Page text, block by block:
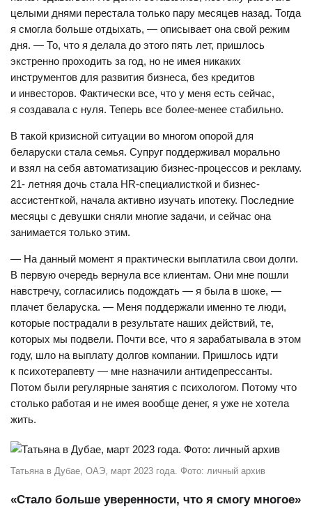
целыми днями перестала только пару месяцев назад. Тогда
я смогла больше отдыхать, — описывает она свой режим
дня. — То, что я делала до этого пять лет, пришлось
экстренно проходить за год, но не имея никаких
инструментов для развития бизнеса, без кредитов
и инвесторов. Фактически все, что у меня есть сейчас,
я создавала с нуля. Теперь все более-менее стабильно.
В такой кризисной ситуации во многом опорой для
беларуски стала семья. Супруг поддерживал морально
и взял на себя автоматизацию бизнес-процессов и рекламу.
21- летняя дочь стала HR-специалисткой и бизнес-
ассистенткой, начала активно изучать ипотеку. Последние
месяцы с девушки сняли многие задачи, и сейчас она
занимается только этим.
— На данный момент я практически выплатила свои долги.
В первую очередь вернула все клиентам. Они мне пошли
навстречу, согласились подождать — я была в шоке, —
плачет беларуска. — Меня поддержали именно те люди,
которые пострадали в результате наших действий, те,
которых мы подвели. Почти все, что я зарабатывала в этом
году, шло на выплату долгов компании. Пришлось идти
к психотерапевту — мне назначили антидепрессанты.
Потом были регулярные занятия с психологом. Потому что
столько работая и не имея вообще денег, я уже не хотела
жить.
Татьяна в Дубае, ОАЭ, март 2023 года. Фото: личный архив
«Стало больше уверенности, что я смогу многое»